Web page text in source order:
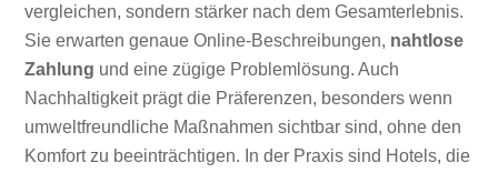
vergleichen, sondern stärker nach dem Gesamterlebnis.
Sie erwarten genaue Online-Beschreibungen, nahtlose
Zahlung und eine zügige Problemlösung. Auch
Nachhaltigkeit prägt die Präferenzen, besonders wenn
umweltfreundliche Maßnahmen sichtbar sind, ohne den
Komfort zu beeinträchtigen. In der Praxis sind Hotels, die